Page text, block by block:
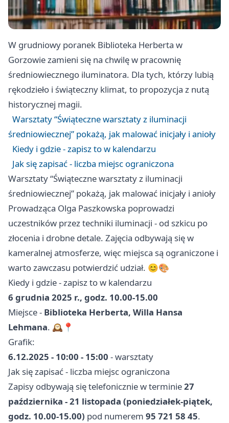
W grudniowy poranek Biblioteka Herberta w
Gorzowie zamieni się na chwilę w pracownię
średniowiecznego iluminatora. Dla tych, którzy lubią
rękodzieło i świąteczny klimat, to propozycja z nutą
historycznej magii.
Warsztaty “Świąteczne warsztaty z iluminacji
średniowiecznej” pokażą, jak malować inicjały i anioły
Kiedy i gdzie - zapisz to w kalendarzu
Jak się zapisać - liczba miejsc ograniczona
Warsztaty “Świąteczne warsztaty z iluminacji
średniowiecznej” pokażą, jak malować inicjały i anioły
Prowadząca Olga Paszkowska poprowadzi
uczestników przez techniki iluminacji - od szkicu po
złocenia i drobne detale. Zajęcia odbywają się w
kameralnej atmosferze, więc miejsca są ograniczone i
warto zawczasu potwierdzić udział. 😊🎨
Kiedy i gdzie - zapisz to w kalendarzu
6 grudnia 2025 r., godz. 10.00-15.00
Miejsce - Biblioteka Herberta, Willa Hansa
Lehmana. 🕰️📍
Grafik:
6.12.2025 - 10:00 - 15:00 - warsztaty
Jak się zapisać - liczba miejsc ograniczona
Zapisy odbywają się telefonicznie w terminie27
października - 21 listopada (poniedziałek-piątek,
godz. 10.00-15.00) pod numerem 95 721 58 45.